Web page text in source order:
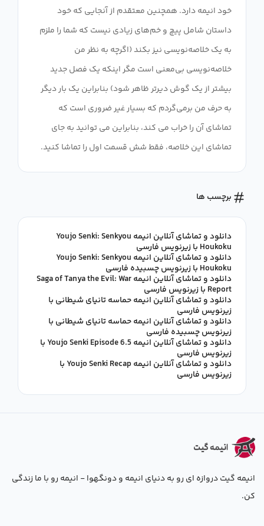
خود انیمه دارد. همچنین معتقدم از آنجایی که خود
داستان شامل پیچ و خم‌های زیادی نیست که شما را ملزم
به یک خلاصه‌نویسی نیز بکند (اگرچه به نظر من
خلاصه‌نویسی بی‌معنی است مگر اینکه یک فصل جدید
بیشتر از یک گوش دیرتر ظاهر شود) بنابراین یک بار دیگر
به حرف من برمی‌گردم که بسیار غیر ضروری است که
تماشای آن را خراب می کند، بنابراین می توانید به جای
تماشای این خلاصه، فقط شش قسمت اول را تماشا کنید.
برچسب ها
دانلود و تماشای آنلاین انیمه Youjo Senki: Senkyou
Houkoku با زیرنویس فارسی
دانلود و تماشای آنلاین انیمه Youjo Senki: Senkyou
Houkoku با زیرنویس چسبیده فارسی
دانلود و تماشای آنلاین انیمه Saga of Tanya the Evil: War
Report با زیرنویس فارسی
دانلود و تماشای آنلاین انیمه حماسه تانیای شیطانی با
زیرنویس فارسی
دانلود و تماشای آنلاین انیمه حماسه تانیای شیطانی با
زیرنویس چسبیده فارسی
دانلود و تماشای آنلاین انیمه Youjo Senki Episode 6.5 با
زیرنویس فارسی
دانلود و تماشای آنلاین انیمه Youjo Senki Recap با
زیرنویس فارسی
انیمه گیت دروازه ای رو به دنیای انیمه و دونگهوا - انیمه رو با ما زندگی
کن.